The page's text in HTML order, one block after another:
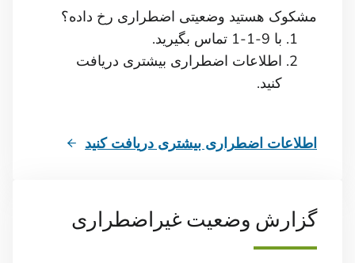
مشکوک هستید وضعیتی اضطراری رخ داده؟
با 9-1-1 تماس بگیرید.
اطلاعات اضطراری بیشتری دریافت
کنید.
اطلاعات اضطراری بیشتری دریافت کنید
گزارش وضعیت غیراضطراری